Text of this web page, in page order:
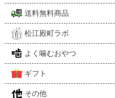
送料無料商品
松江殿町ラボ
よく噛むおやつ
ギフト
その他